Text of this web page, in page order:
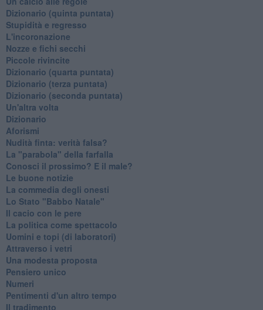
Dizionario (quinta puntata)
Stupidità e regresso
L'incoronazione
Nozze e fichi secchi
Piccole rivincite
​Dizionario (quarta puntata)
​Dizionario (terza puntata)
​Dizionario (seconda puntata)
Un'altra volta
Dizionario
Aforismi
Nudità finta: verità falsa?
La "parabola" della farfalla
Conosci il prossimo? E il male?
Le buone notizie
La commedia degli onesti
Lo Stato "Babbo Natale"
Il cacio con le pere
La politica come spettacolo
Uomini e topi (di laboratori)
Attraverso i vetri
Una modesta proposta
Pensiero unico
Numeri
Pentimenti d'un altro tempo
Il tradimento